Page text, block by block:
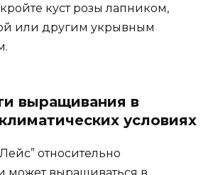
куст розы лапником,
или другим укрывным
выращивания в
условиях
относительно